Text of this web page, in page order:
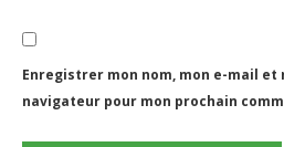
Enregistrer mon nom, mon e-mail et
navigateur pour mon prochain